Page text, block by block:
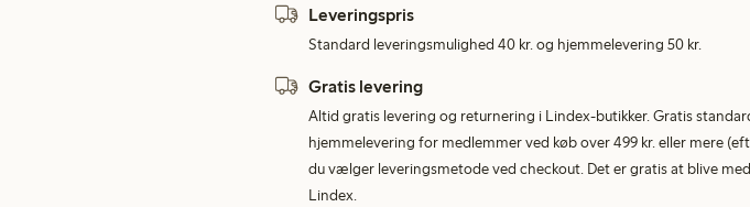
Leveringspris
Standard leveringsmulighed 40 kr. og hjemmelevering 50 kr.
Gratis levering
Altid gratis levering og returnering i Lindex-butikker. Gratis
hjemmelevering for medlemmer ved køb over 499 kr. eller mere
du vælger leveringsmetode ved checkout. Det er gratis at blive
Lindex.